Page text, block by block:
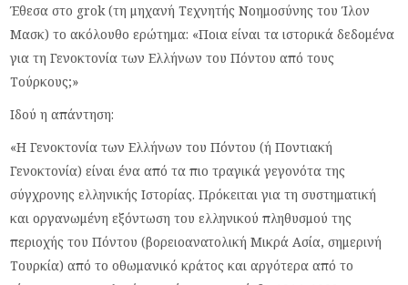
Έθεσα στο grok (τη μηχανή Τεχνητής Νοημοσύνης του Ίλον
Μασκ) το ακόλουθο ερώτημα: «Ποια είναι τα ιστορικά δεδομένα
για τη Γενοκτονία των Ελλήνων του Πόντου από τους
Τούρκους;»
Ιδού η απάντηση:
«Η Γενοκτονία των Ελλήνων του Πόντου (ή Ποντιακή
Γενοκτονία) είναι ένα από τα πιο τραγικά γεγονότα της
σύγχρονης ελληνικής Ιστορίας. Πρόκειται για τη συστηματική
και οργανωμένη εξόντωση του ελληνικού πληθυσμού της
περιοχής του Πόντου (βορειοανατολική Μικρά Ασία, σημερινή
Τουρκία) από το οθωμανικό κράτος και αργότερα από το